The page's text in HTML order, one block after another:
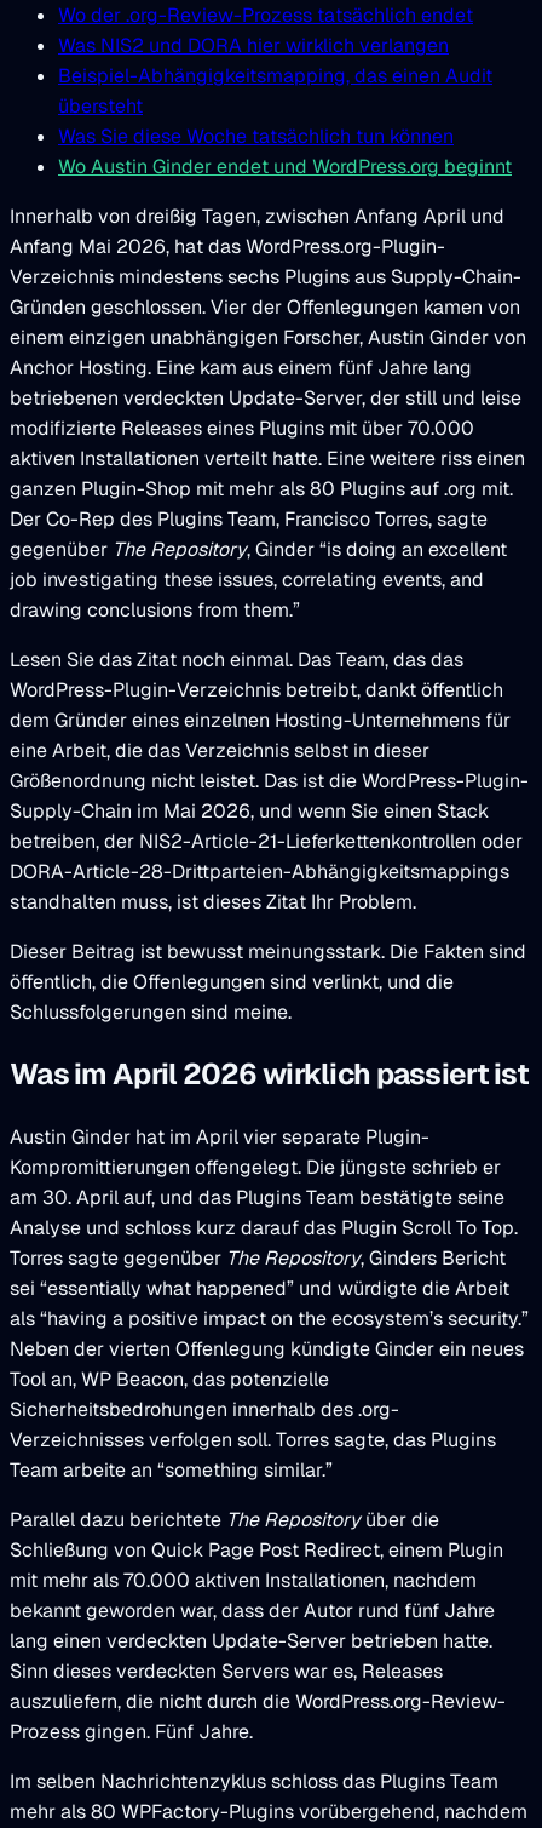
Wo der .org-Review-Prozess tatsächlich endet
Was NIS2 und DORA hier wirklich verlangen
Beispiel-Abhängigkeitsmapping, das einen Audit
übersteht
Was Sie diese Woche tatsächlich tun können
Wo Austin Ginder endet und WordPress.org beginnt
Innerhalb von dreißig Tagen, zwischen Anfang April und
Anfang Mai 2026, hat das WordPress.org-Plugin-
Verzeichnis mindestens sechs Plugins aus Supply-Chain-
Gründen geschlossen. Vier der Offenlegungen kamen von
einem einzigen unabhängigen Forscher, Austin Ginder von
Anchor Hosting. Eine kam aus einem fünf Jahre lang
betriebenen verdeckten Update-Server, der still und leise
modifizierte Releases eines Plugins mit über 70.000
aktiven Installationen verteilt hatte. Eine weitere riss einen
ganzen Plugin-Shop mit mehr als 80 Plugins auf .org mit.
Der Co-Rep des Plugins Team, Francisco Torres, sagte
gegenüber The Repository, Ginder “is doing an excellent
job investigating these issues, correlating events, and
drawing conclusions from them.”
Lesen Sie das Zitat noch einmal. Das Team, das das
WordPress-Plugin-Verzeichnis betreibt, dankt öffentlich
dem Gründer eines einzelnen Hosting-Unternehmens für
eine Arbeit, die das Verzeichnis selbst in dieser
Größenordnung nicht leistet. Das ist die WordPress-Plugin-
Supply-Chain im Mai 2026, und wenn Sie einen Stack
betreiben, der NIS2-Article-21-Lieferkettenkontrollen oder
DORA-Article-28-Drittparteien-Abhängigkeitsmappings
standhalten muss, ist dieses Zitat Ihr Problem.
Dieser Beitrag ist bewusst meinungsstark. Die Fakten sind
öffentlich, die Offenlegungen sind verlinkt, und die
Schlussfolgerungen sind meine.
Was im April 2026 wirklich passiert ist
Austin Ginder hat im April vier separate Plugin-
Kompromittierungen offengelegt. Die jüngste schrieb er
am 30. April auf, und das Plugins Team bestätigte seine
Analyse und schloss kurz darauf das Plugin Scroll To Top.
Torres sagte gegenüber The Repository, Ginders Bericht
sei “essentially what happened” und würdigte die Arbeit
als “having a positive impact on the ecosystem’s security.”
Neben der vierten Offenlegung kündigte Ginder ein neues
Tool an, WP Beacon, das potenzielle
Sicherheitsbedrohungen innerhalb des .org-
Verzeichnisses verfolgen soll. Torres sagte, das Plugins
Team arbeite an “something similar.”
Parallel dazu berichtete The Repositoryüber die
Schließung von Quick Page Post Redirect, einem Plugin
mit mehr als 70.000 aktiven Installationen, nachdem
bekannt geworden war, dass der Autor rund fünf Jahre
lang einen verdeckten Update-Server betrieben hatte.
Sinn dieses verdeckten Servers war es, Releases
auszuliefern, die nicht durch die WordPress.org-Review-
Prozess gingen. Fünf Jahre.
Im selben Nachrichtenzyklus schloss das Plugins Team
mehr als 80 WPFactory-Plugins vorübergehend, nachdem